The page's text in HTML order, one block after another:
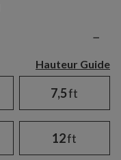
−
Hauteur Guide
7,5ft
12ft